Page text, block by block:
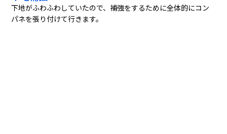
下地がふわふわしていたので、補強をするために全体的にコン
パネを張り付けて行きます。